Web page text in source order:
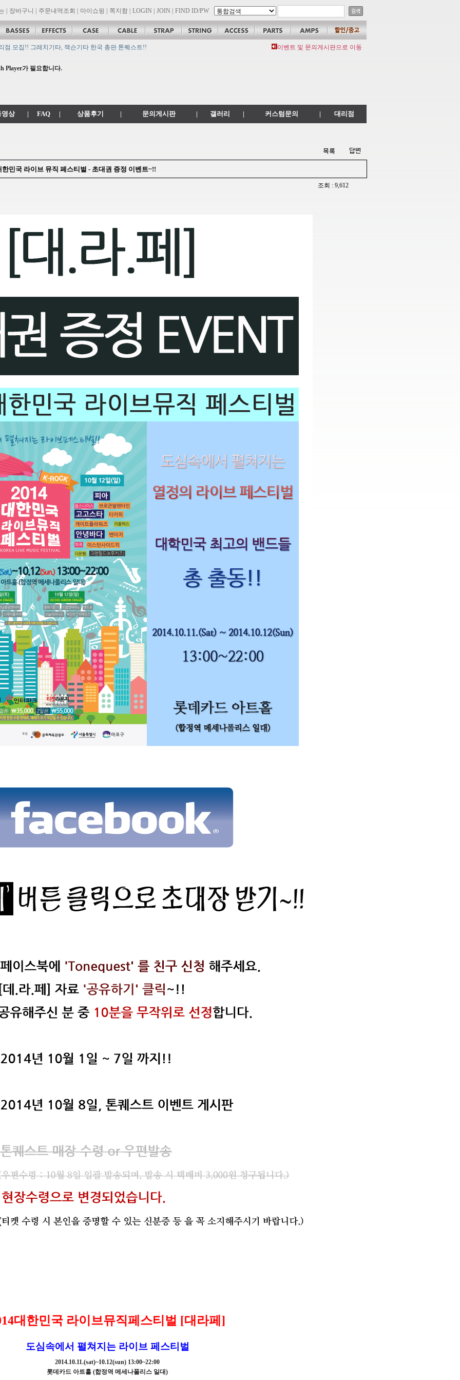
장바구니 주문내역조회 마이쇼핑 쪽지함 LOGIN JOIN FIND ID/PW
점 모집!! 그레치기타, 잭슨기타 한국 총판 톤퀘스트!!
이벤트 및 문의게시판으로 이동
Player가 필요합니다.
영상 | FAQ | 상품후기 | 문의게시판 | 갤러리 | 커스텀문의 | 대리점
민국 라이브 뮤직 페스티벌 - 초대권 증정 이벤트~!!
조회 : 9,612
대한민국 라이브뮤직페스티벌 [대라페]
도심속에서 펼쳐지는 라이브 페스티벌
2014.10.11.(sat)~10.12(sun) 13:00~22:00
롯데카드 아트홀 (합정역 메세나폴리스 일대)